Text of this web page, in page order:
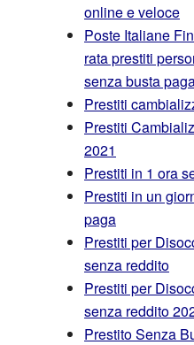
online e veloce
Poste Italiane
rata prestiti
senza busta
Prestiti
Prestiti
2021
Prestiti in 1 ora
Prestiti in un
paga
Prestiti per
senza reddito
Prestiti per
senza reddito
Prestito Senza